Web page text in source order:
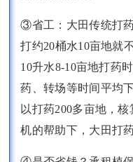
③省工：大田传统打
打约20桶水10亩地就
10升水8-10亩地打药
药、转场等时间平均
以打药200多亩地，
机的帮助下，大田打